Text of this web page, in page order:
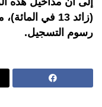
رسوم التسجيل.